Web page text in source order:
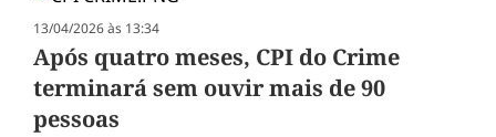
13/04/2026 às 13:34
Após quatro meses, CPI do Crime
terminará sem ouvir mais de 90
pessoas